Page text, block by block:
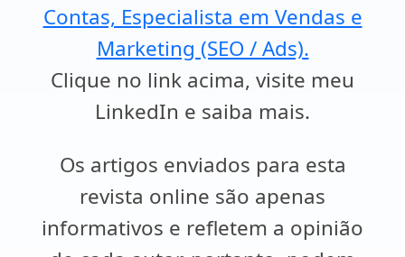
Contas, Especialista em Vendas e
Marketing (SEO / Ads).
Clique no link acima, visite meu
LinkedIn e saiba mais.
Os artigos enviados para esta
revista online são apenas
informativos e refletem a opinião